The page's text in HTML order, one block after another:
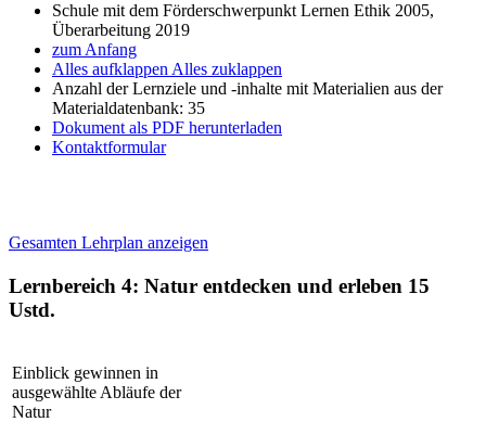
Schule mit dem Förderschwerpunkt Lernen Ethik 2005,
Überarbeitung 2019
zum Anfang
Alles aufklappen Alles zuklappen
Anzahl der Lernziele und -inhalte mit Materialien aus der
Materialdatenbank: 35
Dokument als PDF herunterladen
Kontaktformular
Gesamten Lehrplan anzeigen
Lernbereich 4: Natur entdecken und erleben 15
Ustd.
Einblick gewinnen in
ausgewählte Abläufe der
Natur